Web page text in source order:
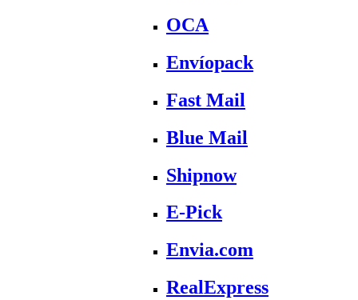
OCA
Envíopack
Fast Mail
Blue Mail
Shipnow
E-Pick
Envia.com
RealExpress